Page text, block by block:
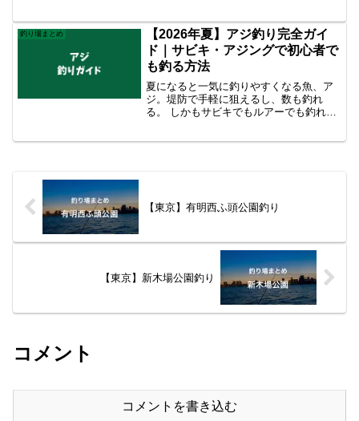
からのアクセスも良く、初心者から上級
者まで楽しむことができます。荒川のシ
ーバスを狙うならこのポイントがおすす
め。
釣り場まとめ
【2026年夏】アジ釣り完全ガイ
ド｜サビキ・アジングで初心者で
も釣る方法
夏になると一気に釣りやすくなる魚、ア
ジ。堤防で手軽に狙えるし、数も釣れ
る。 しかもサビキでもルアーでも釣れる
【東京】有明西ふ頭公園釣り
【東京】新木場公園釣り
コメント
コメントを書き込む